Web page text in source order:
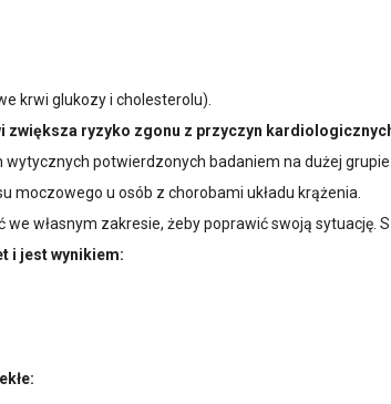
krwi glukozy i cholesterolu).
zwiększa ryzyko zgonu z przyczyn
wytycznych potwierdzonych badaniem na dużej grupie
u osób z chorobami układu krążenia.
własnym zakresie, żeby poprawić swoją sytuację. S
i jest wynikiem: